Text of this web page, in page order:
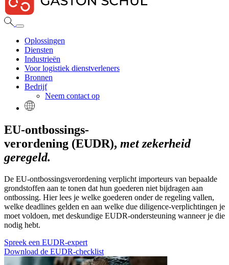
Oplossingen
Diensten
Industrieën
Voor logistiek dienstverleners
Bronnen
Bedrijf
Neem contact op
EU-ontbossings-
verordening (EUDR), met zekerheid
geregeld.
De EU-ontbossingsverordening verplicht importeurs van bepaalde
grondstoffen aan te tonen dat hun goederen niet bijdragen aan
ontbossing. Hier lees je welke goederen onder de regeling vallen,
welke deadlines gelden en aan welke due diligence-verplichtingen je
moet voldoen, met deskundige EUDR-ondersteuning wanneer je die
nodig hebt.
Spreek een EUDR-expert
Download de EUDR-checklist